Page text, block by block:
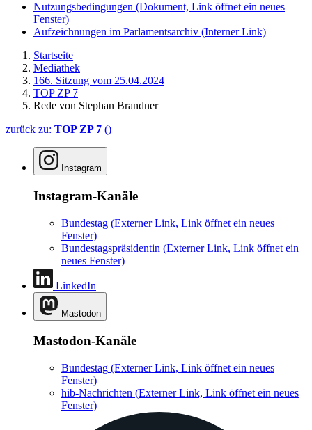
Nutzungsbedingungen (Dokument, Link öffnet ein neues
Fenster)
Aufzeichnungen im Parlamentsarchiv (Interner Link)
Startseite
Mediathek
166. Sitzung vom 25.04.2024
TOP ZP 7
Rede von Stephan Brandner
zurück zu: TOP ZP 7 ()
Instagram
Instagram-Kanäle
Bundestag (Externer Link, Link öffnet ein neues
Fenster)
Bundestagspräsidentin (Externer Link, Link öffnet ein
neues Fenster)
LinkedIn
Mastodon
Mastodon-Kanäle
Bundestag (Externer Link, Link öffnet ein neues
Fenster)
hib-Nachrichten (Externer Link, Link öffnet ein neues
Fenster)